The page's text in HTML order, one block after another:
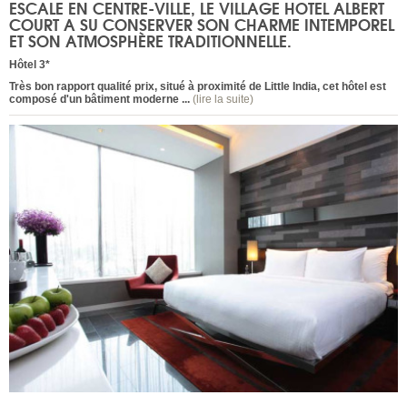
ESCALE EN CENTRE-VILLE, LE VILLAGE HOTEL ALBERT
COURT A SU CONSERVER SON CHARME INTEMPOREL
ET SON ATMOSPHÈRE TRADITIONNELLE.
Hôtel 3*
Très bon rapport qualité prix, situé à proximité de Little India, cet hôtel est
composé d'un bâtiment moderne ... (lire la suite)